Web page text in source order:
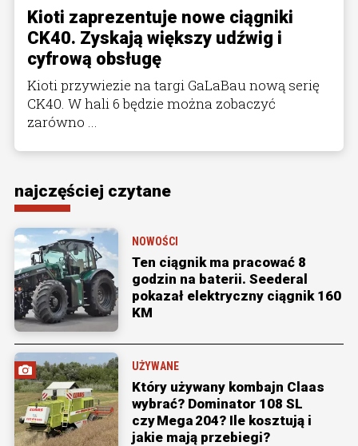
Kioti zaprezentuje nowe ciągniki
CK40. Zyskają większy udźwig i
cyfrową obsługę
Kioti przywiezie na targi GaLaBau nową serię
CK40. W hali 6 będzie można zobaczyć
zarówno ...
najczęściej czytane
NOWOŚCI
Ten ciągnik ma pracować 8
godzin na baterii. Seederal
pokazał elektryczny ciągnik 160
KM
UŻYWANE
Który używany kombajn Claas
wybrać? Dominator 108 SL
czy Mega 204? Ile kosztują i
jakie mają przebiegi?